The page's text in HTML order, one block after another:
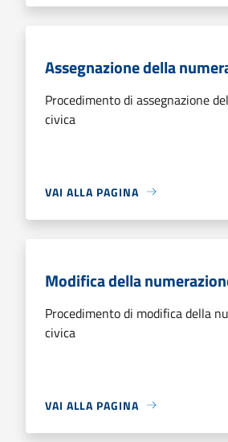
Assegnazione della
Procedimento di assegnazione
civica
VAI ALLA PAGINA
Modifica della
Procedimento di modifica della
civica
VAI ALLA PAGINA